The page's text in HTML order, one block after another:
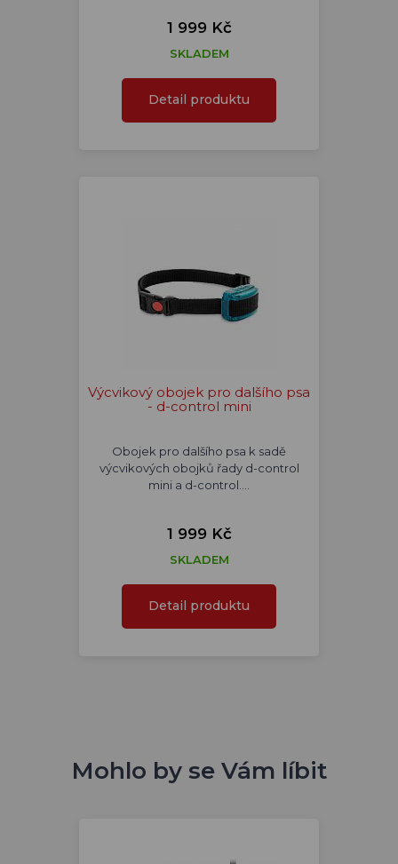
1 999 Kč
SKLADEM
Detail produktu
Výcvikový obojek pro dalšího psa
- d-control mini
Obojek pro dalšího psa k sadě
výcvikových obojků řady d-control
mini a d-control.…
1 999 Kč
SKLADEM
Detail produktu
Mohlo by se Vám líbit